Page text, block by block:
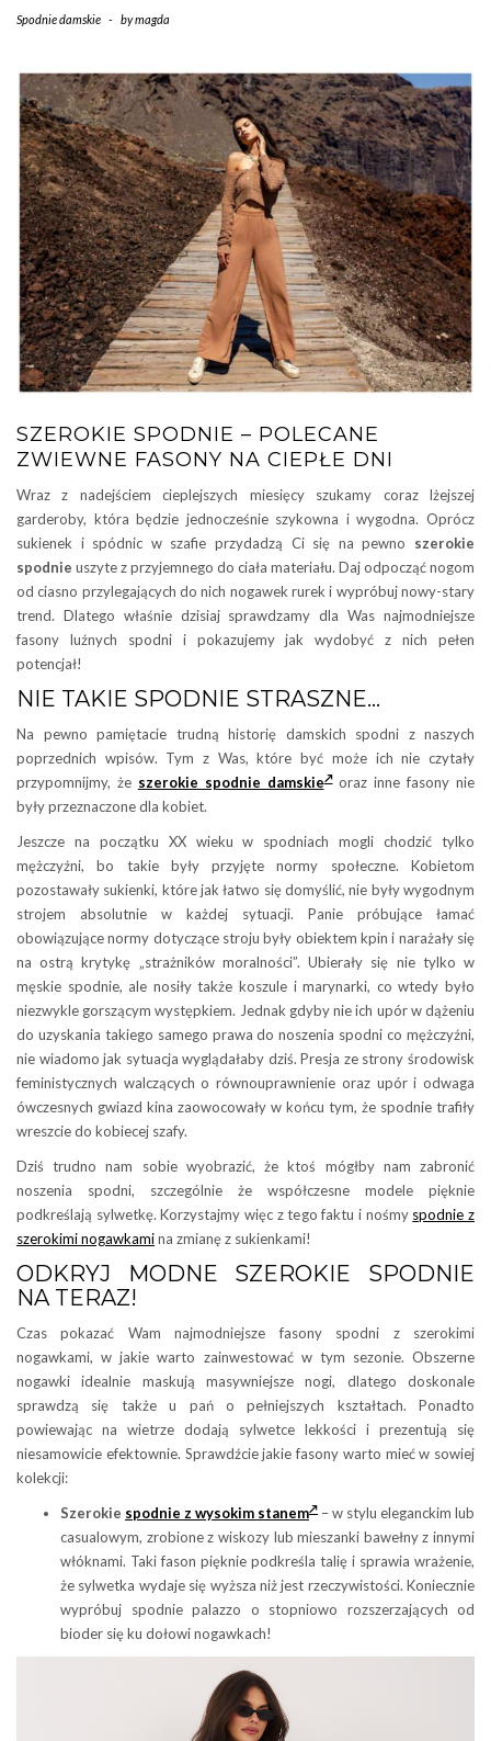
Spodnie damskie - bymagda
SZEROKIE SPODNIE – POLECANE
ZWIEWNE FASONY NA CIEPŁE DNI
Wraz z nadejściem cieplejszych miesięcy szukamy coraz lżejszej
garderoby, która będzie jednocześnie szykowna i wygodna. Oprócz
sukienek i spódnic w szafie przydadzą Ci się na pewno szerokie
spodnie uszyte z przyjemnego do ciała materiału. Daj odpocząć nogom
od ciasno przylegających do nich nogawek rurek i wypróbuj nowy-stary
trend. Dlatego właśnie dzisiaj sprawdzamy dla Was najmodniejsze
fasony luźnych spodni i pokazujemy jak wydobyć z nich pełen
potencjał!
NIE TAKIE SPODNIE STRASZNE…
Na pewno pamiętacie trudną historię damskich spodni z naszych
poprzednich wpisów. Tym z Was, które być może ich nie czytały
przypomnijmy, że szerokie spodnie damskie
oraz inne fasony nie
były przeznaczone dla kobiet.
Jeszcze na początku XX wieku w spodniach mogli chodzić tylko
mężczyźni, bo takie były przyjęte normy społeczne. Kobietom
pozostawały sukienki, które jak łatwo się domyślić, nie były wygodnym
strojem absolutnie w każdej sytuacji. Panie próbujące łamać
obowiązujące normy dotyczące stroju były obiektem kpin i narażały się
na ostrą krytykę „strażników moralności”. Ubierały się nie tylko w
męskie spodnie, ale nosiły także koszule i marynarki, co wtedy było
niezwykle gorszącym występkiem. Jednak gdyby nie ich upór w dążeniu
do uzyskania takiego samego prawa do noszenia spodni co mężczyźni,
nie wiadomo jak sytuacja wyglądałaby dziś. Presja ze strony środowisk
feministycznych walczących o równouprawnienie oraz upór i odwaga
ówczesnych gwiazd kina zaowocowały w końcu tym, że spodnie trafiły
wreszcie do kobiecej szafy.
Dziś trudno nam sobie wyobrazić, że ktoś mógłby nam zabronić
noszenia spodni, szczególnie że współczesne modele pięknie
podkreślają sylwetkę. Korzystajmy więc z tego faktu i nośmy spodnie z
szerokimi nogawkamina zmianę z sukienkami!
ODKRYJ MODNE SZEROKIE SPODNIE
NA TERAZ!
Czas pokazać Wam najmodniejsze fasony spodni z szerokimi
nogawkami, w jakie warto zainwestować w tym sezonie. Obszerne
nogawki idealnie maskują masywniejsze nogi, dlatego doskonale
sprawdzą się także u pań o pełniejszych kształtach. Ponadto
powiewając na wietrze dodają sylwetce lekkości i prezentują się
niesamowicie efektownie. Sprawdźcie jakie fasony warto mieć w sowiej
kolekcji:
Szerokie spodnie z wysokim stanem
– w stylu eleganckim lub
casualowym, zrobione z wiskozy lub mieszanki bawełny z innymi
włóknami. Taki fason pięknie podkreśla talię i sprawia wrażenie,
że sylwetka wydaje się wyższa niż jest rzeczywistości. Koniecznie
wypróbuj spodnie palazzo o stopniowo rozszerzających od
bioder się ku dołowi nogawkach!